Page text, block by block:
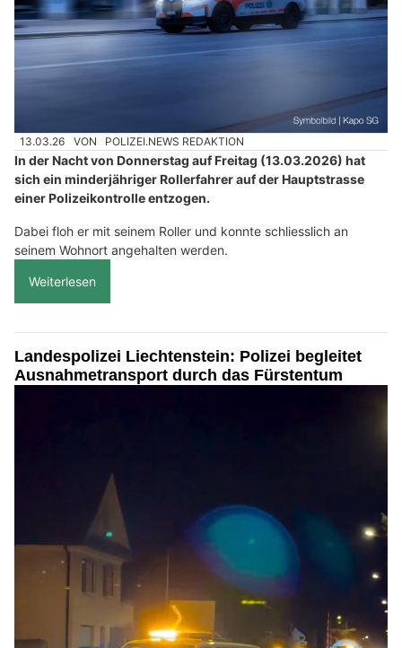
13.03.26 VON POLIZEI.NEWS REDAKTION
In der Nacht von Donnerstag auf Freitag (13.03.2026) hat
sich ein minderjähriger Rollerfahrer auf der Hauptstrasse
einer Polizeikontrolle entzogen.
Dabei floh er mit seinem Roller und konnte schliesslich an
seinem Wohnort angehalten werden.
Weiterlesen
Landespolizei Liechtenstein: Polizei begleitet
Ausnahmetransport durch das Fürstentum